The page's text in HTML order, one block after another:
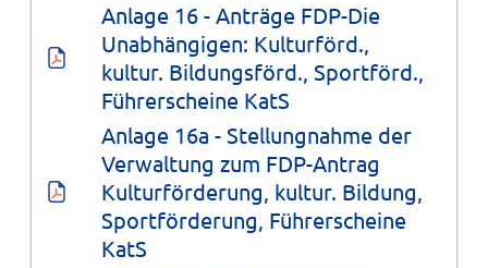
Anlage 16 - Anträge FDP-Die
Unabhängigen: Kulturförd.,
kultur. Bildungsförd., Sportförd.,
Führerscheine KatS
Anlage 16a - Stellungnahme der
Verwaltung zum FDP-Antrag
Kulturförderung, kultur. Bildung,
Sportförderung, Führerscheine
KatS